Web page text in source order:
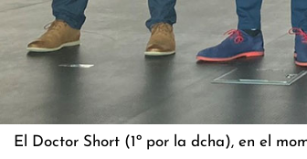
El Doctor Short (1º por la dcha), en el